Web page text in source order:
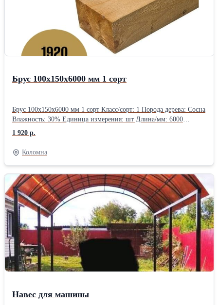
Брус 100х150х6000 мм 1 сорт
Брус 100х150х6000 мм 1 сорт Класс/сорт: 1 Порода дерева: Сосна
Влажность: 30% Единица измерения: шт Длина/мм: 6000
Ширина/мм: 100 Толщина/мм: 150
1 920 р.
Коломна
Навес для машины